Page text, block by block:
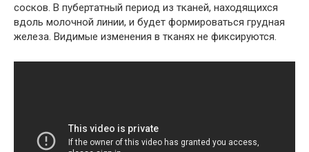
сосков. В пубертатный период из тканей, находящихся
вдоль молочной линии, и будет формироваться грудная
железа. Видимые изменения в тканях не фиксируются.